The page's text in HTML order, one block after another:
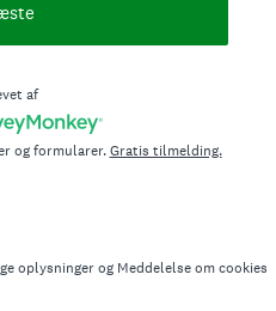
af
og formularer.Gratis tilmelding.
oplysningerog Meddelelse om cookies